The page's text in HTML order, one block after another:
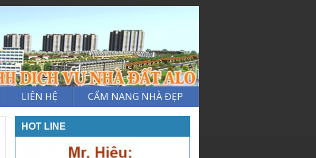
LIÊN HỆ CẨM NANG NHÀ ĐẸP
HOT LINE